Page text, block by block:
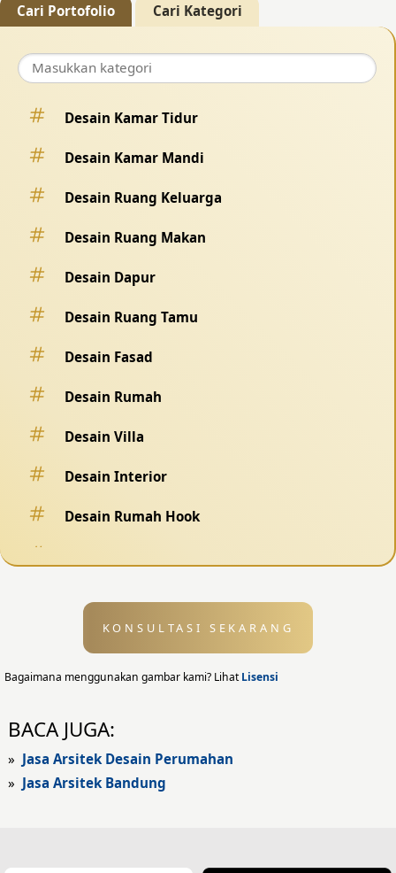
Cari Portofolio Cari Kategori
Desain Kamar Tidur
Desain Kamar Mandi
Desain Ruang Keluarga
Desain Ruang Makan
Desain Dapur
Desain Ruang Tamu
Desain Fasad
Desain Rumah
Desain Villa
Desain Interior
Desain Rumah Hook
Desain Eksterior
Desain Eksterior Rumah
Desain Rumah Modern
KONSULTASI SEKARANG
Bagaimana menggunakan gambar kami? LihatLisensi
BACA JUGA:
» Jasa Arsitek Desain Perumahan
» Jasa Arsitek Bandung